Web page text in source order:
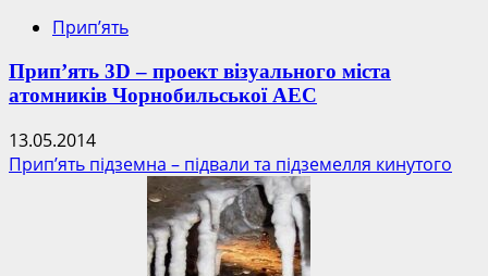
аналіз
Прип’ять
Прип’ять 3D – проект візуального міста
атомників Чорнобильської АЕС
13.05.2014
Прип’ять підземна – підвали та підземелля кинутого